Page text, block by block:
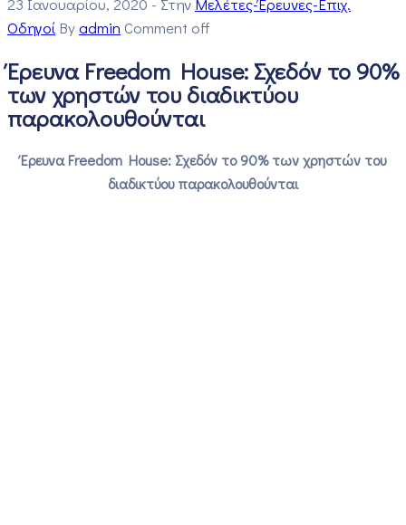
Οδηγοί Byadmin Comment off
Έρευνα Freedom House: Σχεδόν το 90%
των χρηστών του διαδικτύου
παρακολουθούνται
Έρευνα Freedom House: Σχεδόν το 90% των χρηστών του
διαδικτύου παρακολουθούνται